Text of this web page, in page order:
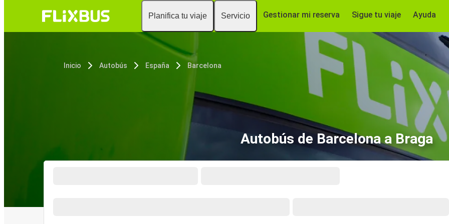
Planifica tu viaje Servicio Gestionar mi reserva Sigue tu viaje Ayuda
Inicio Autobús España Barcelona
Autobús de Barcelona a Braga